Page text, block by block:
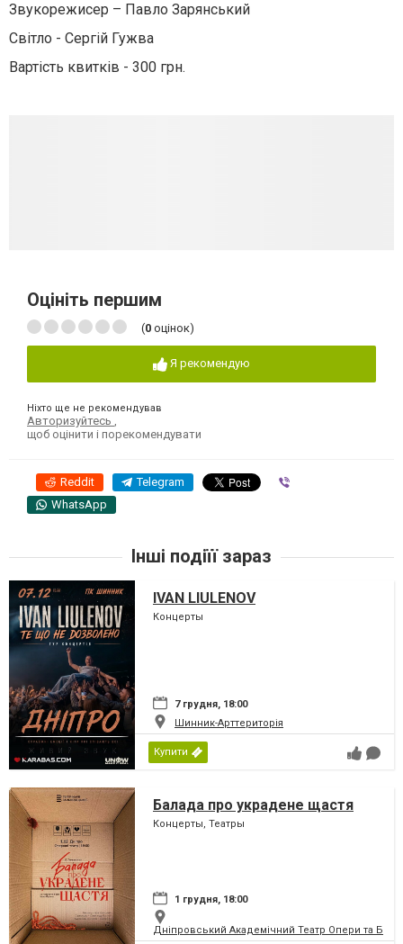
Звукорежисер – Павло Зарянський
Світло - Сергій Гужва
Вартість квитків - 300 грн.
Оцініть першим
(0 оцінок)
Я рекомендую
Ніхто ще не рекомендував
Авторизуйтесь
щоб оцінити і порекомендувати
Reddit Telegram
WhatsApp
Інші подіїї зараз
IVAN LIULENOV
Концерты
7 грудня, 18:00
Шинник-Арттериторія
Купити
Балада про украдене щастя
Концерты, Театры
1 грудня, 18:00
Дніпровський Академічний Театр Опери та